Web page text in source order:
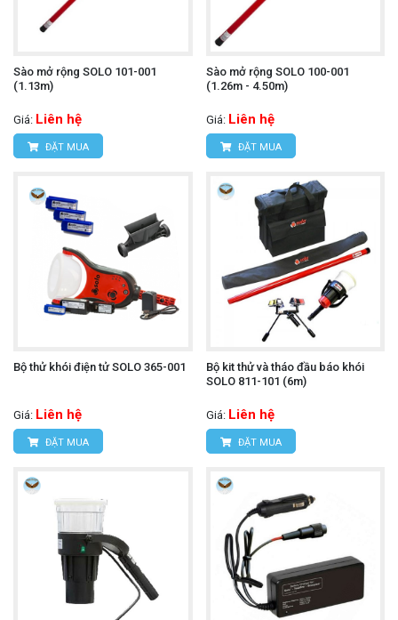
Sào mở rộng SOLO 101-001
(1.13m)
Giá: Liên hệ
ĐẶT MUA
Sào mở rộng SOLO 100-001
(1.26m - 4.50m)
Giá: Liên hệ
ĐẶT MUA
Bộ thử khói điện tử SOLO 365-001
Giá: Liên hệ
ĐẶT MUA
Bộ kit thử và tháo đầu báo khói
SOLO 811-101 (6m)
Giá: Liên hệ
ĐẶT MUA